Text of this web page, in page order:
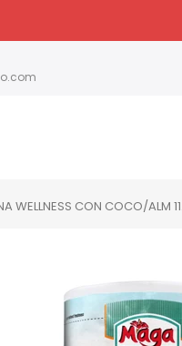
WELLNESS CON COCO/ALM